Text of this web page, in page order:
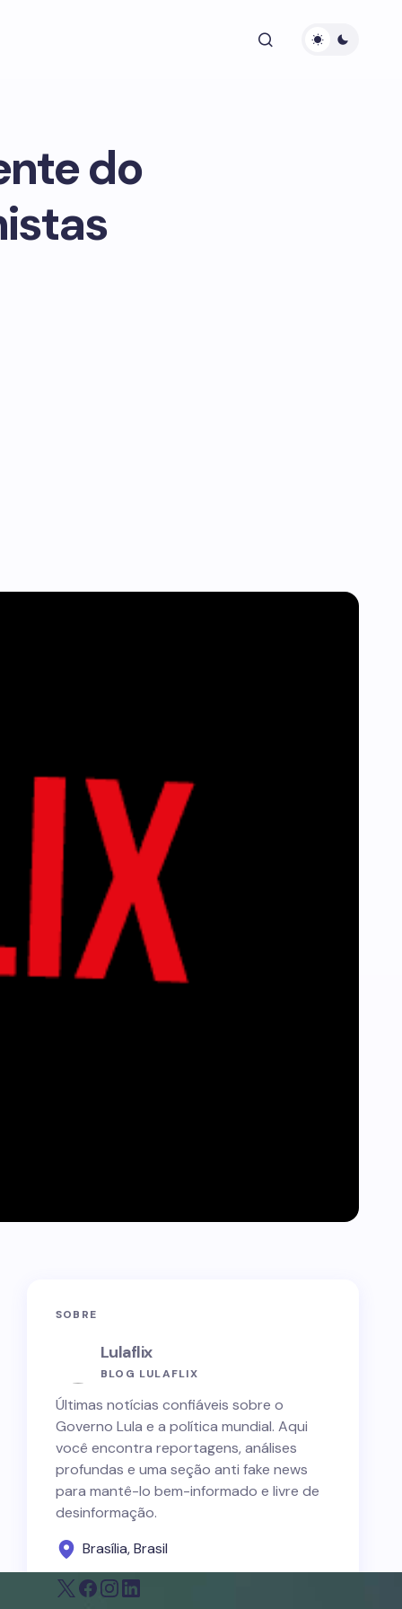
do
SOBRE
Lulaflix
BLOG LULAFLIX
Últimas notícias confiáveis sobre o
Governo Lula e a política mundial. Aqui
você encontra reportagens, análises
profundas e uma seção anti fake news
para mantê-lo bem-informado e livre de
desinformação.
Brasília, Brasil